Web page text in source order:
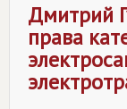
Дмитрий
права